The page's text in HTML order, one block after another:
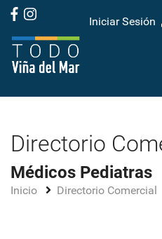
Iniciar Sesión
Directorio
Médicos Pediatras
Inicio Directorio Comercial